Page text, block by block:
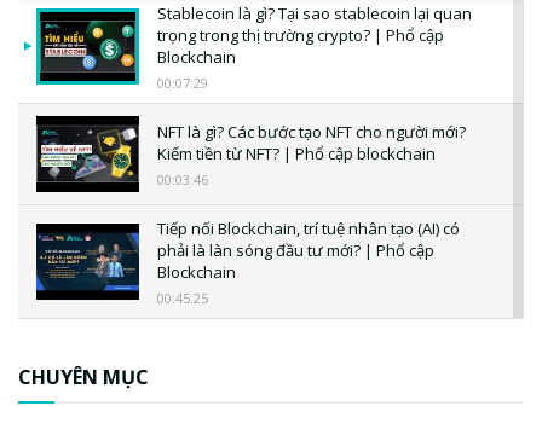
Stablecoin là gì? Tại sao stablecoin lại quan
trọng trong thị trường crypto? | Phổ cập
Blockchain
00:07:29
NFT là gì? Các bước tạo NFT cho người mới?
Kiếm tiền từ NFT? | Phổ cập blockchain
00:03:46
Tiếp nối Blockchain, trí tuệ nhân tạo (AI) có
phải là làn sóng đầu tư mới? | Phổ cập
Blockchain
00:45:25
CHUYÊN MỤC